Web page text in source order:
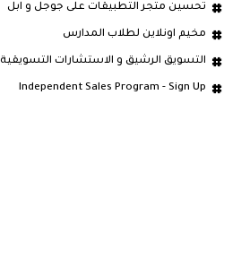
تحسين متجر التطبيقات على جوجل و ابل
مخيم اونلاين لطلاب المدارس
التسويق الرشيق و الاستشارات التسويقية
Independent Sales Program - Sign Up